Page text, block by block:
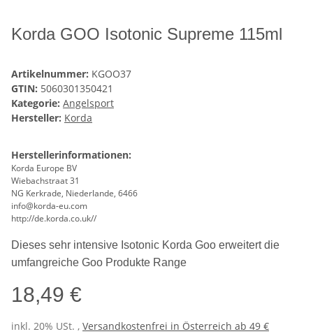
Korda GOO Isotonic Supreme 115ml
Artikelnummer: KGOO37
GTIN: 5060301350421
Kategorie: Angelsport
Hersteller: Korda
Herstellerinformationen:
Korda Europe BV
Wiebachstraat 31
NG Kerkrade, Niederlande, 6466
info@korda-eu.com
http://de.korda.co.uk//
Dieses sehr intensive Isotonic Korda Goo erweitert die
umfangreiche Goo Produkte Range
18,49 €
inkl. 20% USt. , Versandkostenfrei in Österreich ab 49 €